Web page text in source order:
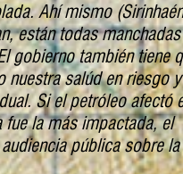
Ahí mismo
están todas
gobierno también tiene
nuestra salúd en riesgo
Si el petróleo afectó
la más impactada, el
pública sobre